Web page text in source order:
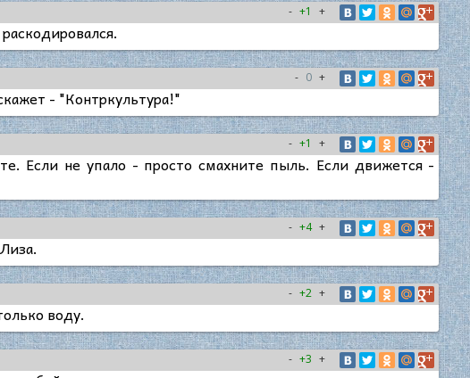
- +1 +
- 0 +
- "Контркультура!"
- +1 +
Если не упало - просто смахните пыль. Если движется -
- +4 +
- +2 +
воду.
- +3 +